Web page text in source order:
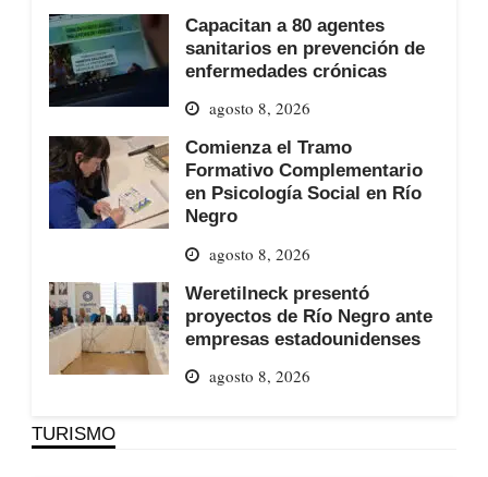
Capacitan a 80 agentes
sanitarios en prevención de
enfermedades crónicas
agosto 8, 2026
Comienza el Tramo
Formativo Complementario
en Psicología Social en Río
Negro
agosto 8, 2026
Weretilneck presentó
proyectos de Río Negro ante
empresas estadounidenses
agosto 8, 2026
TURISMO